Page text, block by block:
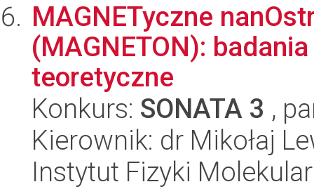
MAGNETyczne
(MAGNETON):
teoretyczne
Konkurs: SONATA 3 ,
Kierownik: dr Mikołaj
Instytut Fizyki